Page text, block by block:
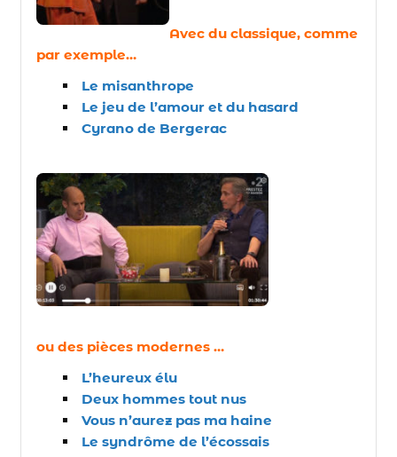
Avec du classique, comme
par exemple…
Le misanthrope
Le jeu de l’amour et du hasard
Cyrano de Bergerac
ou des pièces modernes …
L’heureux élu
Deux hommes tout nus
Vous n’aurez pas ma haine
Le syndrôme de l’écossais